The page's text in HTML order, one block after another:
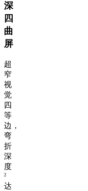
深
四
曲
屏
超
窄
视
觉
四
等
边，
弯
折
深
度
2
达